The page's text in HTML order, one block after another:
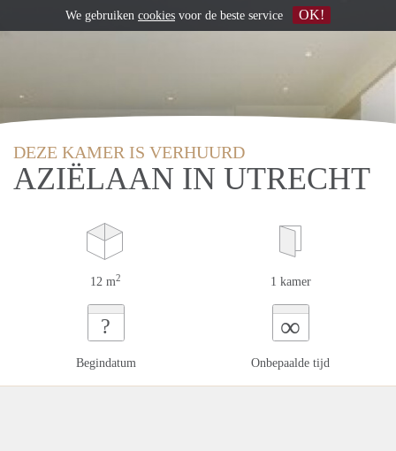
DEZE KAMER IS VERHUURD
AZIËLAAN IN UTRECHT
12 m2 1 kamer
?
Begindatum
∞
Onbepaalde tijd
We gebruiken cookies voor de beste service OK!